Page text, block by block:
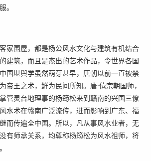
。
家围屋，都是杨公风水文化与建筑有机结合
建筑，而且是杰出的艺术作品，令世界各国
国堪舆学虽然萌芽甚早，唐朝以前一直被禁
帝王之术，鲜为民间所知。唐·僖宗朝国师，
管灵台地理事的杨筠松来到赣南的兴国三僚
水术在赣南广泛流传，进而影响到广东、福
而传遍全中国。所以，凡从事风水业者，无
有师承关系，均尊称杨筠松为风水祖师，将